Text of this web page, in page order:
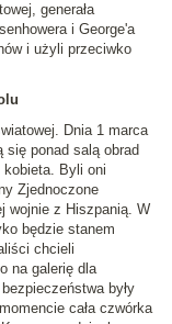
generała
i George'a
i użyli przeciwko
Dnia 1 marca
się ponad salą obrad
kobieta. Byli oni
Zjednoczone
wojnie z Hiszpanią. W
będzie stanem
chcieli
na galerię dla
były
cała czwórka